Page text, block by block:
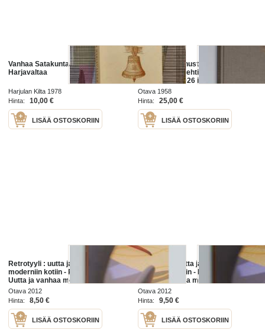
Vanhaa Satakuntaa II : Vanhaa
Harjavaltaa
Harjulan Kilta 1978
Hinta:
10,00 €
LISÄÄ OSTOSKORIIN
Vanhaa rakennustaidettamme :
kuvasto arkkitehti J. Vikstedtin
(Viisteen) v. 1926 ilmestyneestä
teoksesta "Suomen kaupunkien
vanhaa rakennustaidetta"
Otava 1958
Hinta:
25,00 €
LISÄÄ OSTOSKORIIN
Retrotyyli : uutta ja vanhaa
moderniin kotiin - Retro tyyli -
Uutta ja vanhaa moderniin kotiin
Otava 2012
Hinta:
8,50 €
LISÄÄ OSTOSKORIIN
Retrotyyli : uutta ja vanhaa
moderniin kotiin - Retro tyyli -
Uutta ja vanhaa moderniin kotiin
Otava 2012
Hinta:
9,50 €
LISÄÄ OSTOSKORIIN